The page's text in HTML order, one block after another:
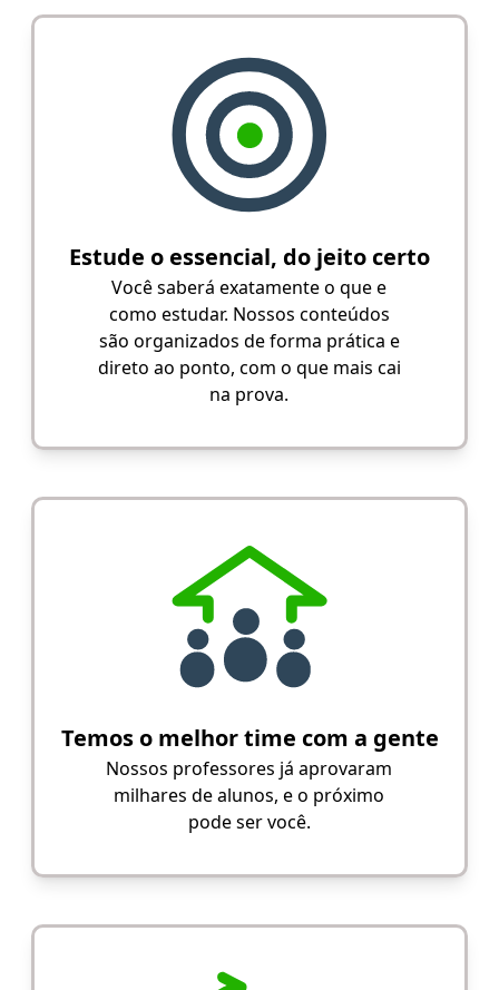
Estude o essencial, do jeito certo
Você saberá exatamente o que e
como estudar. Nossos conteúdos
são organizados de forma prática e
direto ao ponto, com o que mais cai
na prova.
Temos o melhor time com a gente
Nossos professores já aprovaram
milhares de alunos, e o próximo
pode ser você.